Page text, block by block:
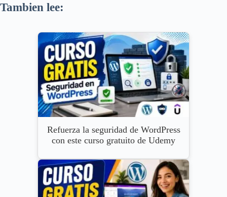
Tambien lee:
Refuerza la seguridad de WordPress
con este curso gratuito de Udemy